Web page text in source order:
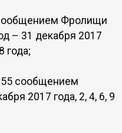
Фролищи
– 31 декабря 2017
года;
сообщением
2017 года, 2, 4, 6, 9